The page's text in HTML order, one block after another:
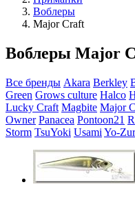
Воблеры
Major Craft
Воблеры Major
Все бренды Akara Berkley
Green Grows culture Halco
Lucky Craft Magbite Major
Owner Panacea Pontoon21
Storm TsuYoki Usami Yo-